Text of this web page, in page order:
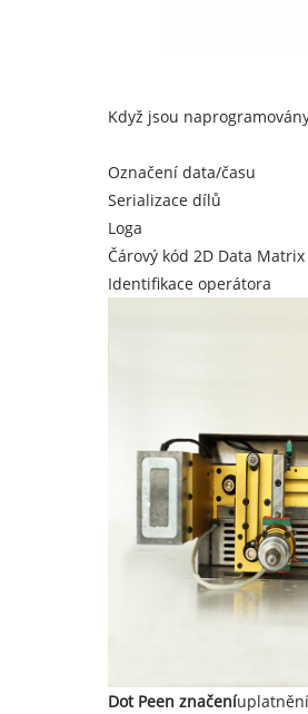
Když jsou
Označení data/času
Serializace dílů
Loga
Čárový kód 2D Data Matrix
Identifikace operátora
Dot Peen značení